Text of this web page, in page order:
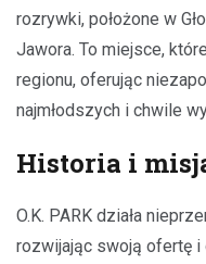
rozrywki, położone w
Jawora. To miejsce,
regionu, oferując
najmłodszych i chwile
Historia i
O.K. PARK działa
rozwijając swoją ofertę